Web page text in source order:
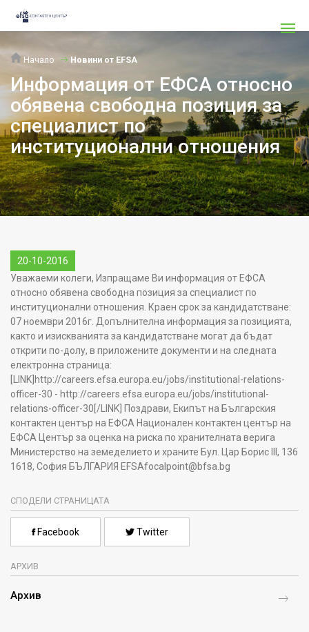
Начало Новини от EFSA
Информация от ЕФСА относно
обявена свободна позиция за
специалист по
институционални отношения
20-10-2016
Уважаеми колеги, Изпращаме Ви информация от ЕФСА
относно обявена свободна позиция за специалист по
институционални отношения. Краен срок за кандидатстване:
07 ноември 2016г. Допълнителна информация за позицията,
както и изискванията за кандидатстване могат да бъдат
открити по-долу, в приложените документи и на следната
електронна страница:
[LINK]http://careers.efsa.europa.eu/jobs/institutional-relations-
officer-30 - http://careers.efsa.europa.eu/jobs/institutional-
relations-officer-30[/LINK] Поздрави, Екипът на Българския
контактен център на ЕФСА Национален контактен център на
ЕФСА Център за оценка на риска по хранителната верига
Министерство на земеделието и храните Бул. Цар Борис III, 136
1618, София БЪЛГАРИЯ EFSAfocalpoint@bfsa.bg
СПОДЕЛИ СТРАНИЦАТА
Facebook Twitter
АРХИВ
Архив